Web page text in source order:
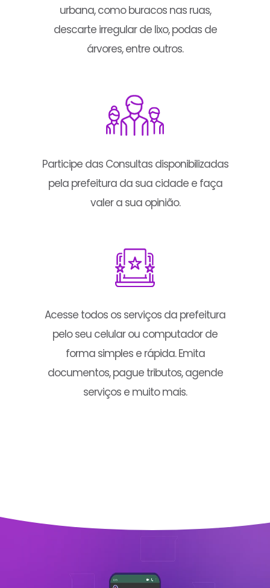
urbana, como buracos nas ruas,
descarte irregular de lixo, podas de
árvores, entre outros.
Participe das Consultas disponibilizadas
pela prefeitura da sua cidade e faça
valer a sua opinião.
Acesse todos os serviços da prefeitura
pelo seu celular ou computador de
forma simples e rápida. Emita
documentos, pague tributos, agende
serviços e muito mais.